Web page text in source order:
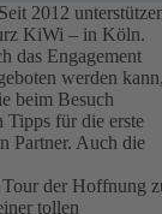
2012
KiWi – in Köln.
das Engagement
werden
beim Besuch
Tipps für die erste
Partner. Auch die
der Hoffnung
tollen